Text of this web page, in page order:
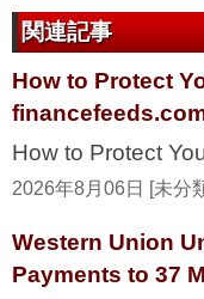
関連記事
How to Protect
How to Protect
2026年8月06日 [未分
Western Union
Payments to 37